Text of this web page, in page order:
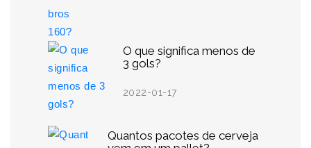
O que significa menos de
3 gols?
2022-01-17
Quantos pacotes de cerveja